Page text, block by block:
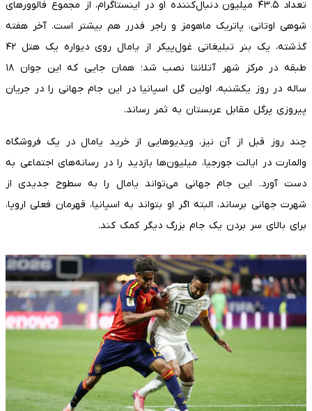
تعداد ۴۳.۵ میلیون دنبال‌کننده او در اینستاگرام، از مجموع فالوورهای
شوهی اوتانی، پاتریک ماهومز و راجر فدرر هم بیشتر است. آخر هفته
گذشته، یک بنر تبلیغاتی غول‌پیکر از یامال روی دیواره یک هتل ۴۲
طبقه در مرکز شهر آتلانتا نصب شد؛ همان جایی که این جوان ۱۸
ساله در روز یکشنبه، اولین گل اسپانیا در این جام جهانی را در جریان
پیروزی پرگل مقابل عربستان به ثمر رساند.
چند روز قبل از آن نیز، ویدیوهایی از خرید یامال در یک فروشگاه
والمارت در ایالت جورجیا، میلیون‌ها بازدید را در رسانه‌های اجتماعی به
دست آورد. این جام جهانی می‌تواند یامال را به سطوح جدیدی از
شهرت جهانی برساند، البته اگر او بتواند به اسپانیا، قهرمان فعلی اروپا،
برای بالای سر بردن یک جام بزرگ دیگر کمک کند.